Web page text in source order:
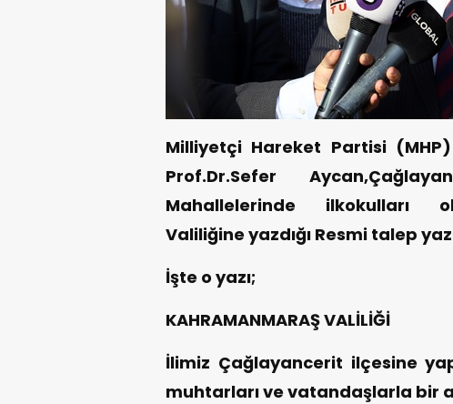
Milliyetçi Hareket Partisi
Prof.Dr.Sefer
Mahallelerinde ilkokulları
Valiliğine yazdığı Resmi talep
İşte o yazı;
KAHRAMANMARAŞ VALİLİĞİ
İlimiz Çağlayancerit ilçesine
muhtarları ve vatandaşlarla bir